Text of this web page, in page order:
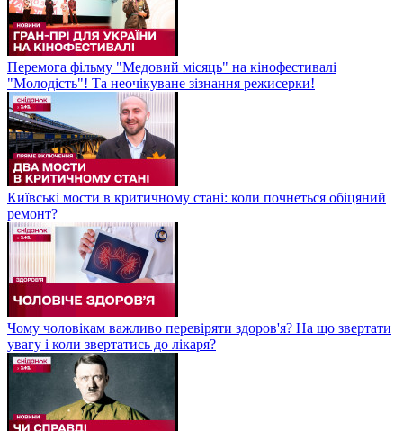
Перемога фільму "Медовий місяць" на кінофестивалі
"Молодість"! Та неочікуване зізнання режисерки!
Київські мости в критичному стані: коли почнеться обіцяний
ремонт?
Чому чоловікам важливо перевіряти здоров'я? На що звертати
увагу і коли звертатись до лікаря?